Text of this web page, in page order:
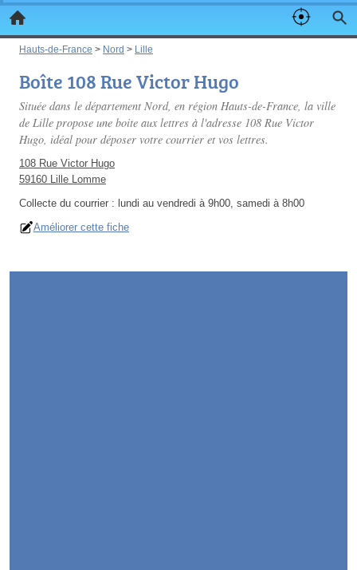
Hauts-de-France > Nord > Lille
Boîte 108 Rue Victor Hugo
Située dans le département Nord, en région Hauts-de-France, la ville
de Lille propose une boite aux lettres à l'adresse 108 Rue Victor
Hugo, idéal pour déposer votre courrier et vos lettres.
108 Rue Victor Hugo
59160 Lille Lomme
Collecte du courrier : lundi au vendredi à 9h00, samedi à 8h00
Améliorer cette fiche